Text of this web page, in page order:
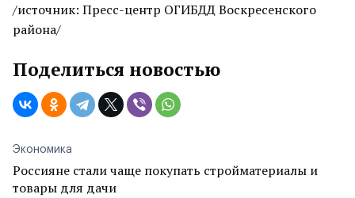
/источник: Пресс-центр ОГИБДД Воскресенского
района/
Поделиться новостью
Экономика
Россияне стали чаще покупать стройматериалы и
товары для дачи